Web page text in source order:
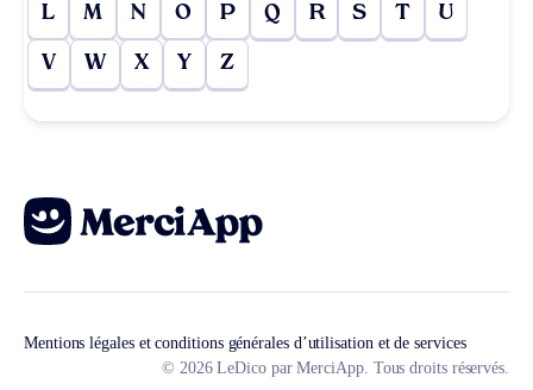
L M N O P Q R S T U
V W X Y Z
Mentions légales et conditions générales d’utilisation et de services
© 2026 LeDico par MerciApp. Tous droits réservés.